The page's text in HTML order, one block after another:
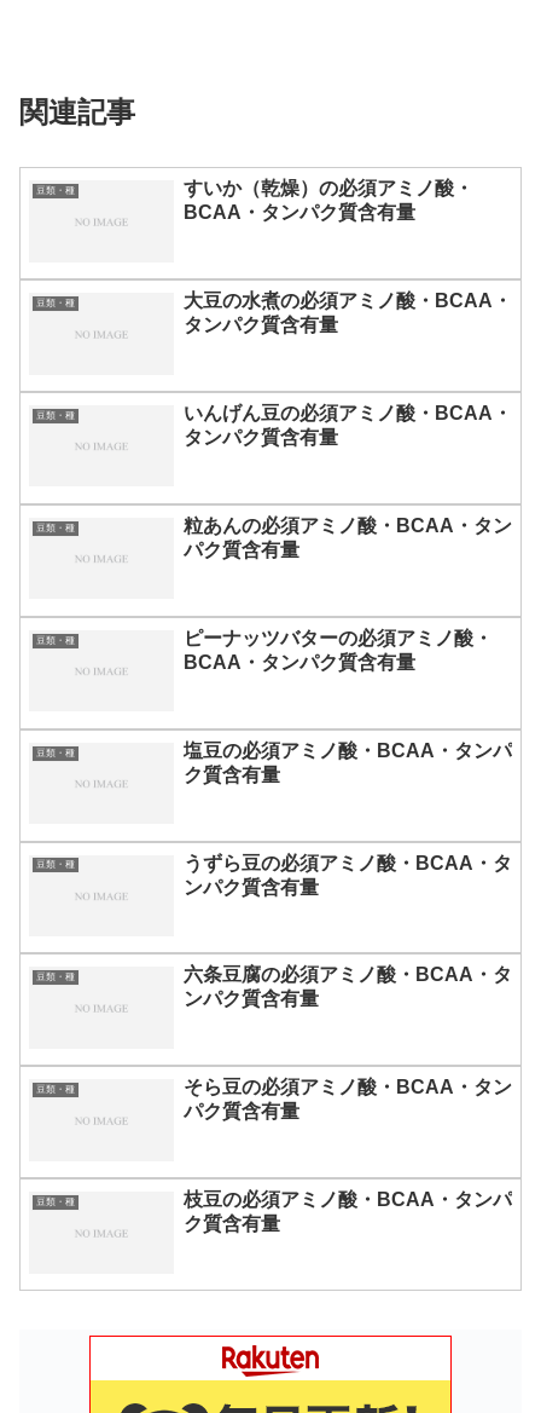
関連記事
豆類・種
すいか（乾燥）の必須アミノ酸・
BCAA・タンパク質含有量
豆類・種
大豆の水煮の必須アミノ酸・BCAA・
タンパク質含有量
豆類・種
いんげん豆の必須アミノ酸・BCAA・
タンパク質含有量
豆類・種
粒あんの必須アミノ酸・BCAA・タン
パク質含有量
豆類・種
ピーナッツバターの必須アミノ酸・
BCAA・タンパク質含有量
豆類・種
塩豆の必須アミノ酸・BCAA・タンパ
ク質含有量
豆類・種
うずら豆の必須アミノ酸・BCAA・タ
ンパク質含有量
豆類・種
六条豆腐の必須アミノ酸・BCAA・タ
ンパク質含有量
豆類・種
そら豆の必須アミノ酸・BCAA・タン
パク質含有量
豆類・種
枝豆の必須アミノ酸・BCAA・タンパ
ク質含有量